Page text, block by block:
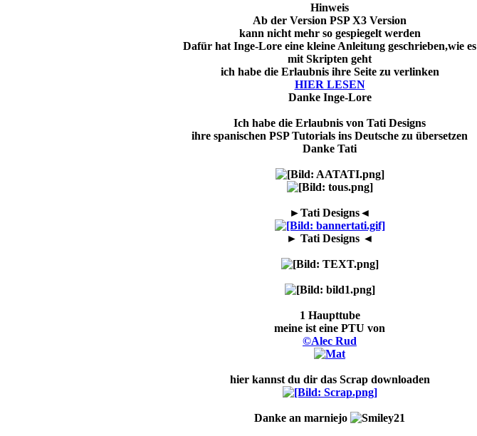
Hinweis
Ab der Version PSP X3 Version
kann nicht mehr so gespiegelt werden
Dafür hat Inge-Lore eine kleine Anleitung geschrieben,wie es
mit Skripten geht
ich habe die Erlaubnis ihre Seite zu verlinken
HIER LESEN
Danke Inge-Lore
Ich habe die Erlaubnis von Tati Designs
ihre spanischen PSP Tutorials ins Deutsche zu übersetzen
Danke Tati
►Tati Designs◄
► Tati Designs ◄
1 Haupttube
meine ist eine PTU von
©Alec Rud
hier kannst du dir das Scrap downloaden
Danke an marniejo